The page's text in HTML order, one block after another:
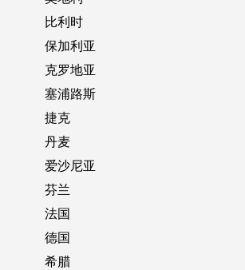
比利时
保加利亚
克罗地亚
塞浦路斯
捷克
丹麦
爱沙尼亚
芬兰
法国
德国
希腊